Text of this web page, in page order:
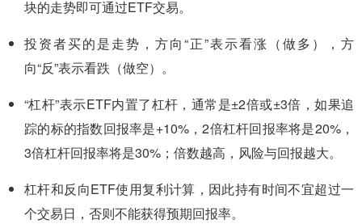
块的走势即可通过ETF交易。
投资者买的是走势，方向“正”表示看涨（做多），方
向“反”表示看跌（做空）。
“杠杆”表示ETF内置了杠杆，通常是±2倍或±3倍，如果追
踪的标的指数回报率是+10%，2倍杠杆回报率将是20%，
3倍杠杆回报率将是30%；倍数越高，风险与回报越大。
杠杆和反向ETF使用复利计算，因此持有时间不宜超过一
个交易日，否则不能获得预期回报率。